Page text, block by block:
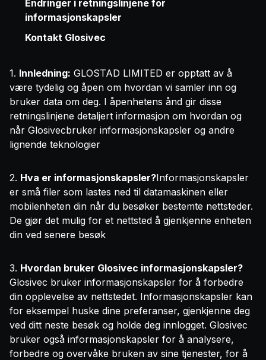
Endringer i retningslinjene for
informasjonskapsler
Kontakt Glosivec
1. Innledning: GLOSTAD LIMITED er opptatt av å
være tydelig og åpen om hvordan vi samler inn og
bruker data om deg. I åpenhetens ånd gir disse
retningslinjene detaljert informasjon om hvordan og
når Glosivecbruker informasjonskapsler og andre
lignende teknologier
2. Hva er informasjonskapsler?Informasjonskapsler
er små filer som lastes ned til datamaskinen eller
mobilenheten din når du besøker bestemte nettsteder.
De gjør det mulig for et nettsted å gjenkjenne enheten
din ved senere besøk
3. Hvordan bruker Glosivec informasjonskapsler?
Glosivec bruker informasjonskapsler for å forbedre
din opplevelse av nettstedet. Informasjonskapsler kan
for eksempel huske dine preferanser, gjenkjenne deg
ved ditt neste besøk og holde deg innlogget. Glosivec
bruker også informasjonskapsler for å analysere,
forbedre og overvåke bruken av sine tjenester, for å